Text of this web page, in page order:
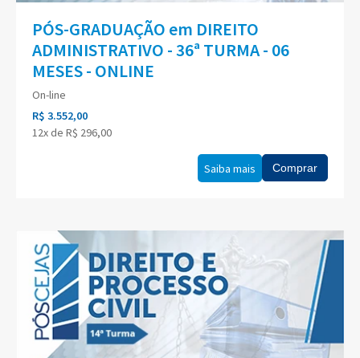
PÓS-GRADUAÇÃO em DIREITO
ADMINISTRATIVO - 36ª TURMA - 06
MESES - ONLINE
On-line
R$ 3.552,00
12x de R$ 296,00
Saiba mais Comprar